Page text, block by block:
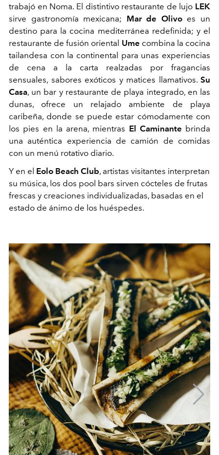
trabajó en Noma. El distintivo restaurante de lujo LEK
sirve gastronomía mexicana; Mar de Olivoes un
destino para la cocina mediterránea redefinida; y el
restaurante de fusión oriental Ume combina la cocina
tailandesa con la continental para unas experiencias
de cena a la carta realzadas por fragancias
sensuales, sabores exóticos y matices llamativos. Su
Casa, un bar y restaurante de playa integrado, en las
dunas, ofrece un relajado ambiente de playa
caribeña, donde se puede estar cómodamente con
los pies en la arena, mientras El Caminante brinda
una auténtica experiencia de camión de comidas
con un menú rotativo diario.
Y en el Eolo Beach Club, artistas visitantes interpretan
su música, los dos pool bars sirven cócteles de frutas
frescas y creaciones individualizadas, basadas en el
estado de ánimo de los huéspedes.